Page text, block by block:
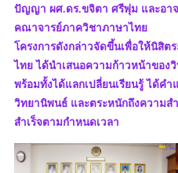
ปัญญา ผศ.ดร.ขจิตา ศรีพุ่ม และอา
คณาจารย์ภาควิชาภาษาไทย
โครงการดังกล่าวจัดขึ้นเพื่อให้นิสิ
ไทย ได้นำเสนอความก้าวหน้าขอ
พร้อมทั้งได้แลกเปลี่ยนเรียนรู้ ได้ค
วิทยานิพนธ์ และตระหนักถึงความ
สำเร็จตามกำหนดเวลา